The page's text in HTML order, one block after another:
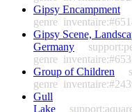
Gipsy Encampment
genre
Gipsy Scene,
Germany
genre
Group of Children
genre
Gull
Lake